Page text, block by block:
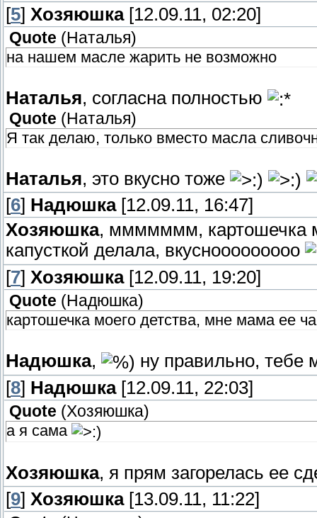
[5] Хозяюшка[12.09.11, 02:20]
Quote ( Наталья)
на нашем масле жарить не возможно
Наталья, согласна полностью
Quote (Наталья)
Я так делаю, только вместо масла
Наталья, это вкусно тоже
[6] Надюшка[12.09.11, 16:47]
Хозяюшка, ммммммм, картошечка
капусткой делала, вкуснооооооооо
[7] Хозяюшка[12.09.11, 19:20]
Quote ( Надюшка)
картошечка моего детства, мне мама ее
Надюшка,
ну правильно,
[8] Надюшка[12.09.11, 22:03]
Quote (Хозяюшка)
а я сама
Хозяюшка, я прям загорелась ее
[9] Хозяюшка[13.09.11, 11:22]